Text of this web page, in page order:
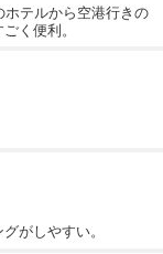
ホテルから空港行きの
く便利。
がしやすい。